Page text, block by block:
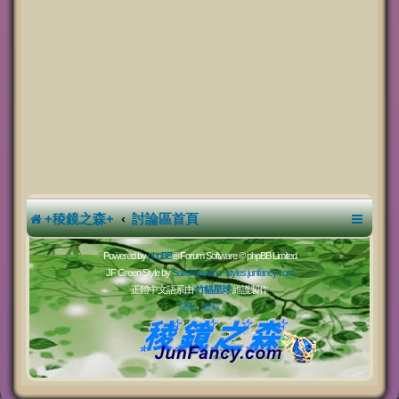
+稜鏡之森+ 討論區首頁
Powered byphpBB® Forum Software © phpBB Limited
JF Green Style bySakuraiayano -styles.junfancy.com
正體中文語系由竹貓星球維護製作
隱私|條款